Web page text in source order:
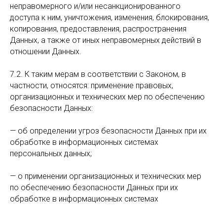
неправомерного и/или несанкционированного
доступа к ним, уничтожения, изменения, блокирования,
копирования, предоставления, распространения
Данных, а также от иных неправомерных действий в
отношении Данных.
7.2. К таким мерам в соответствии с Законом, в
частности, относятся: применение правовых,
организационных и технических мер по обеспечению
безопасности Данных:
— oб определении угроз безопасности Данных при их
обработке в информационных системах
персональных данных;
— o применении организационных и технических мер
по обеспечению безопасности Данных при их
обработке в информационных системах